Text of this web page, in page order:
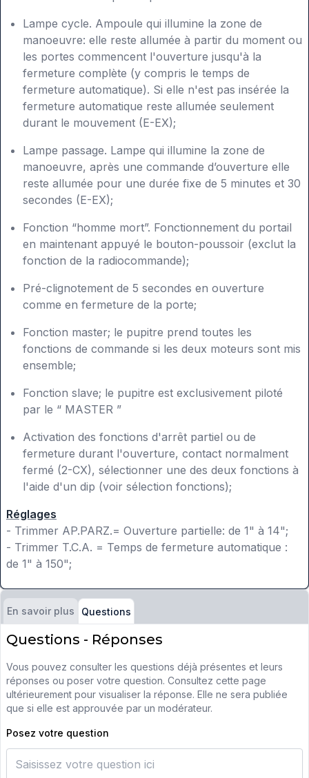
Lampe cycle. Ampoule qui illumine la zone de
manoeuvre: elle reste allumée à partir du moment ou
les portes commencent l'ouverture jusqu'à la
fermeture complète (y compris le temps de
fermeture automatique). Si elle n'est pas insérée la
fermeture automatique reste allumée seulement
durant le mouvement (E-EX);
Lampe passage. Lampe qui illumine la zone de
manoeuvre, après une commande d’ouverture elle
reste allumée pour une durée fixe de 5 minutes et 30
secondes (E-EX);
Fonction “homme mort”. Fonctionnement du portail
en maintenant appuyé le bouton-poussoir (exclut la
fonction de la radiocommande);
Pré-clignotement de 5 secondes en ouverture
comme en fermeture de la porte;
Fonction master; le pupitre prend toutes les
fonctions de commande si les deux moteurs sont mis
ensemble;
Fonction slave; le pupitre est exclusivement piloté
par le “ MASTER ”
Activation des fonctions d'arrêt partiel ou de
fermeture durant l'ouverture, contact normalment
fermé (2-CX), sélectionner une des deux fonctions à
l'aide d'un dip (voir sélection fonctions);
Réglages
- Trimmer AP.PARZ.= Ouverture partielle: de 1" à 14";
- Trimmer T.C.A. = Temps de fermeture automatique :
de 1" à 150";
En savoir plus Questions
Questions - Réponses
Vous pouvez consulter les questions déjà présentes et leurs
réponses ou poser votre question. Consultez cette page
ultérieurement pour visualiser la réponse. Elle ne sera publiée
que si elle est approuvée par un modérateur.
Posez votre question